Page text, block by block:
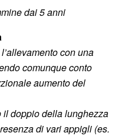
dai 5 anni
con una
comunque conto
aumento del
il doppio della lunghezza
di vari appigli (es.